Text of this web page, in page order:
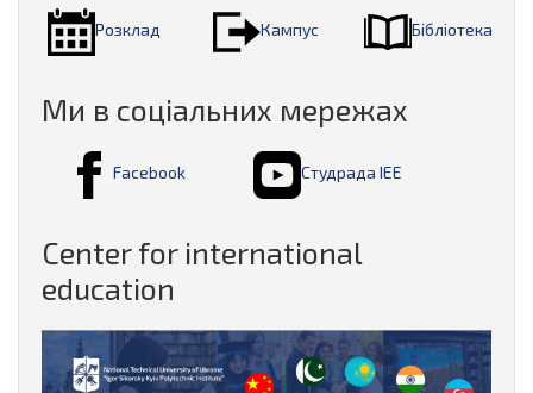
Розклад Кампус Бібліотека
Ми в соціальних мережах
Facebook Студрада ІЕЕ
Center for international
education